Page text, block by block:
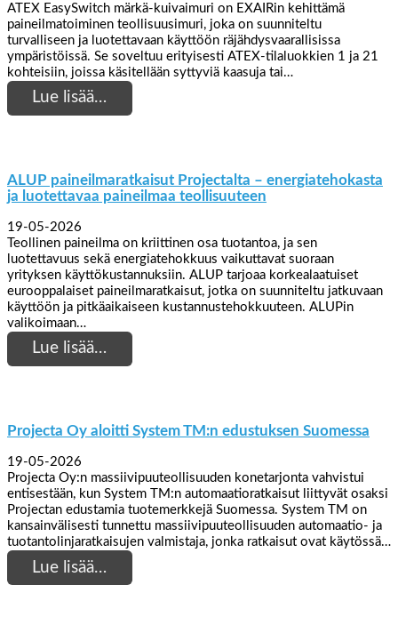
ATEX EasySwitch märkä-kuivaimuri on EXAIRin kehittämä
paineilmatoiminen teollisuusimuri, joka on suunniteltu
turvalliseen ja luotettavaan käyttöön räjähdysvaarallisissa
ympäristöissä. Se soveltuu erityisesti ATEX-tilaluokkien 1 ja 21
kohteisiin, joissa käsitellään syttyviä kaasuja tai…
Lue lisää…
ALUP paineilmaratkaisut Projectalta – energiatehokasta
ja luotettavaa paineilmaa teollisuuteen
19-05-2026
Teollinen paineilma on kriittinen osa tuotantoa, ja sen
luotettavuus sekä energiatehokkuus vaikuttavat suoraan
yrityksen käyttökustannuksiin. ALUP tarjoaa korkealaatuiset
eurooppalaiset paineilmaratkaisut, jotka on suunniteltu jatkuvaan
käyttöön ja pitkäaikaiseen kustannustehokkuuteen. ALUPin
valikoimaan…
Lue lisää…
Projecta Oy aloitti System TM:n edustuksen Suomessa
19-05-2026
Projecta Oy:n massiivipuuteollisuuden konetarjonta vahvistui
entisestään, kun System TM:n automaatioratkaisut liittyvät osaksi
Projectan edustamia tuotemerkkejä Suomessa. System TM on
kansainvälisesti tunnettu massiivipuuteollisuuden automaatio- ja
tuotantolinjaratkaisujen valmistaja, jonka ratkaisut ovat käytössä…
Lue lisää…